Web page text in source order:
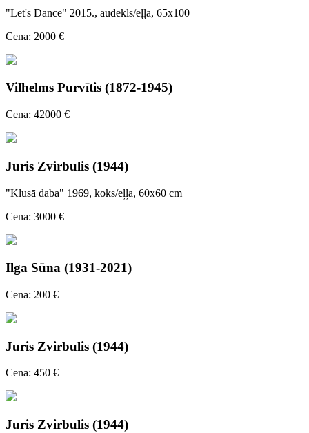
"Let's Dance" 2015., audekls/eļļa, 65x100
Cena: 2000 €
Vilhelms Purvītis (1872-1945)
Cena: 42000 €
Juris Zvirbulis (1944)
"Klusā daba" 1969, koks/eļļa, 60x60 cm
Cena: 3000 €
Ilga Sūna (1931-2021)
Cena: 200 €
Juris Zvirbulis (1944)
Cena: 450 €
Juris Zvirbulis (1944)